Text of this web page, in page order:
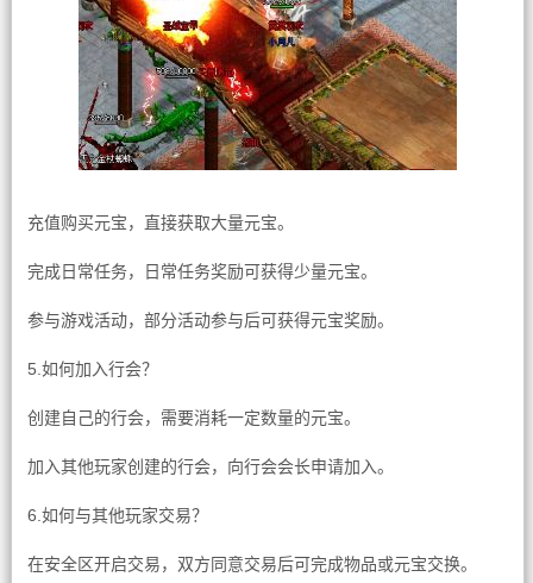
充值购买元宝，直接获取大量元宝。
完成日常任务，日常任务奖励可获得少量元宝。
参与游戏活动，部分活动参与后可获得元宝奖励。
5.如何加入行会？
创建自己的行会，需要消耗一定数量的元宝。
加入其他玩家创建的行会，向行会会长申请加入。
6.如何与其他玩家交易？
在安全区开启交易，双方同意交易后可完成物品或元宝交换。